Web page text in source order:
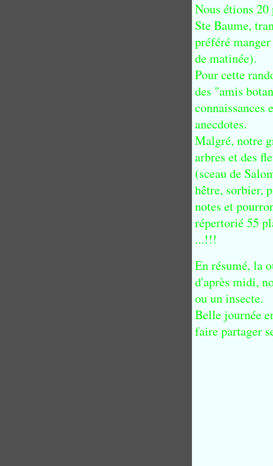
Nous étions
Ste Baume,
préféré
de matinée).
Pour cette
des "amis
connaissances
anecdotes.
Malgré, notre
arbres et des
(sceau de
hêtre, sorbier,
notes et
répertorié 55
...!!!
En résumé, la
d'après midi,
ou un insecte.
Belle journée
faire partager